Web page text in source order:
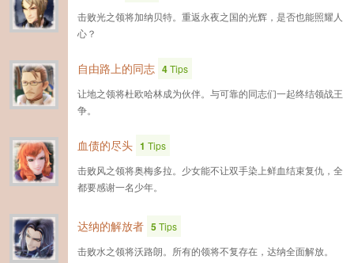
击败光之领将加纳贝特。重返永夜之国的光辉，是否也能照耀人
心？
自由路上的同志 4Tips
让地之领将杜欧哈林成为伙伴。与可靠的同志们一起终结领战王
争。
血债的尽头 1 Tips
击败风之领将奥梅多拉。少女能不让双手染上鲜血结束复仇，全
都要感谢一名少年。
达纳的解放者 5Tips
击败水之领将沃路朗。所有的领将不复存在，达纳全面解放。